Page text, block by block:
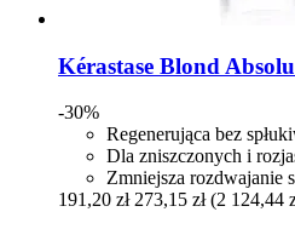
Kérastase Blond
-30%
Regenerująca bez
Dla zniszczonych i
Zmniejsza rozdwajanie
191,20 zł 273,15 zł (2 124,44